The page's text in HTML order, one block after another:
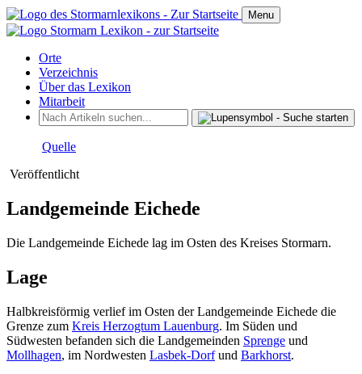
Menu
Orte
Verzeichnis
Über das Lexikon
Mitarbeit
Quelle
Veröffentlicht
Landgemeinde Eichede
Die Landgemeinde Eichede lag im Osten des Kreises Stormarn.
Lage
Halbkreisförmig verlief im Osten der Landgemeinde Eichede die
Grenze zum Kreis Herzogtum Lauenburg. Im Süden und
Südwesten befanden sich die Landgemeinden Sprenge und
Mollhagen, im Nordwesten Lasbek-Dorfund Barkhorst.